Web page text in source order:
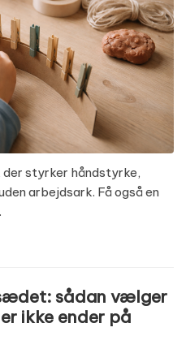
styrker håndstyrke,
arbejdsark. Få også en
sådan vælger
ikke ender på